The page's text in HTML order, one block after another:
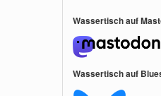
Wassertisch auf
Wassertisch auf